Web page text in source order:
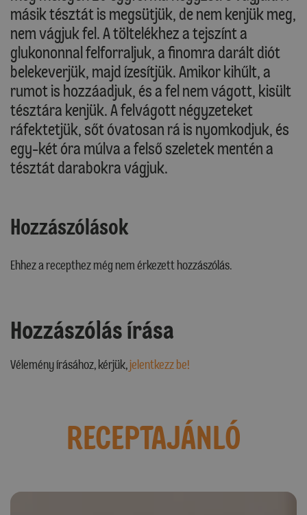
másik tésztát is megsütjük, de nem kenjük meg,
nem vágjuk fel. A töltelékhez a tejszínt a
glukononnal felforraljuk, a finomra darált diót
belekeverjük, majd ízesítjük. Amikor kihűlt, a
rumot is hozzáadjuk, és a fel nem vágott, kisült
tésztára kenjük. A felvágott négyzeteket
ráfektetjük, sőt óvatosan rá is nyomkodjuk, és
egy-két óra múlva a felső szeletek mentén a
tésztát darabokra vágjuk.
Hozzászólások
Ehhez a recepthez még nem érkezett hozzászólás.
Hozzászólás írása
Vélemény írásához, kérjük,jelentkezz be!
RECEPTAJÁNLÓ